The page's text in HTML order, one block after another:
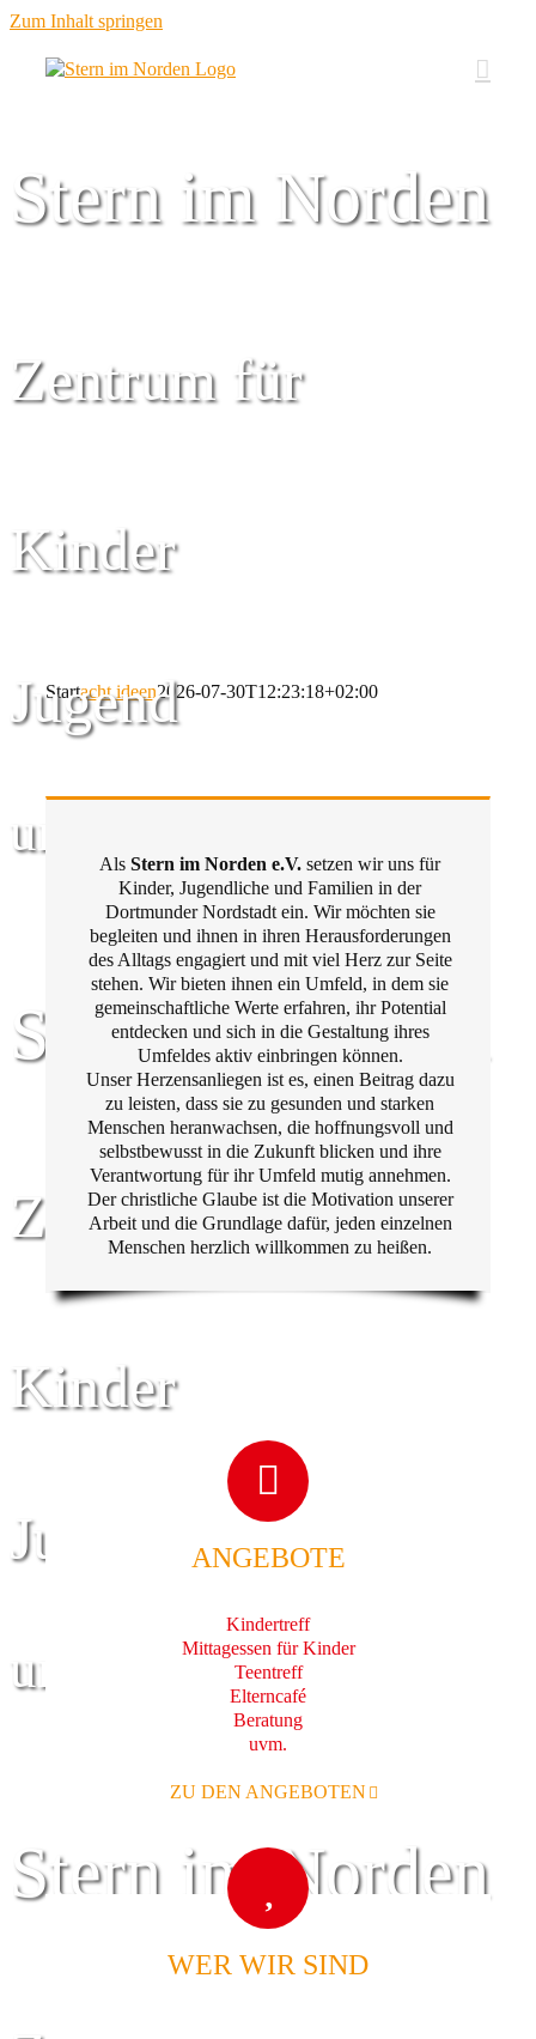
Zum Inhalt springen
Stern im Norden
Zentrum für
Kinder
Jugend
und Familie
Stern im Norden
Zentrum für
Kinder
Jugend
und Familie
Stern im Norden
Startacht ideen2026-07-30T12:23:18+02:00
Als Stern im Norden e.V. setzen wir uns für
Kinder, Jugendliche und Familien in der
Dortmunder Nordstadt ein. Wir möchten sie
begleiten und ihnen in ihren Herausforderungen
des Alltags engagiert und mit viel Herz zur Seite
stehen. Wir bieten ihnen ein Umfeld, in dem sie
gemeinschaftliche Werte erfahren, ihr Potential
entdecken und sich in die Gestaltung ihres
Umfeldes aktiv einbringen können.
Unser Herzensanliegen ist es, einen Beitrag dazu
zu leisten, dass sie zu gesunden und starken
Menschen heranwachsen, die hoffnungsvoll und
selbstbewusst in die Zukunft blicken und ihre
Verantwortung für ihr Umfeld mutig annehmen.
Der christliche Glaube ist die Motivation unserer
Arbeit und die Grundlage dafür, jeden einzelnen
Menschen herzlich willkommen zu heißen.
ANGEBOTE
Kindertreff
Mittagessen für Kinder
Teentreff
Elterncafé
Beratung
uvm.
ZU DEN ANGEBOTEN
WER WIR SIND